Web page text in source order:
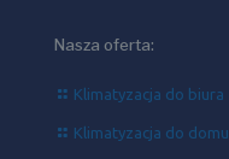
Nasza oferta:
Klimatyzacja do biura
Klimatyzacja do domu